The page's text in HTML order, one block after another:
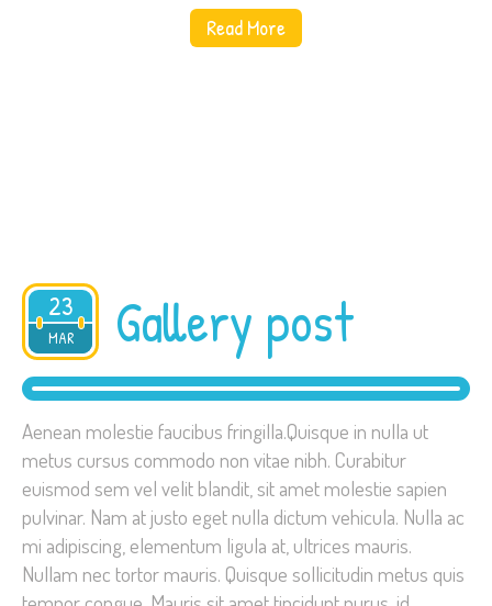
Read More
23
MAR
2015 Gallery post
Aenean molestie faucibus fringilla.Quisque in nulla ut
metus cursus commodo non vitae nibh. Curabitur
euismod sem vel velit blandit, sit amet molestie sapien
pulvinar. Nam at justo eget nulla dictum vehicula. Nulla ac
mi adipiscing, elementum ligula at, ultrices mauris.
Nullam nec tortor mauris. Quisque sollicitudin metus quis